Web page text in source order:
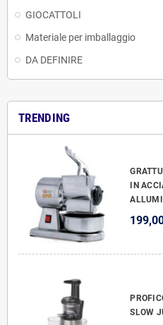
GIOCATTOLI
Materiale per imballaggio
DA DEFINIRE
TRENDING
IN
SLOW